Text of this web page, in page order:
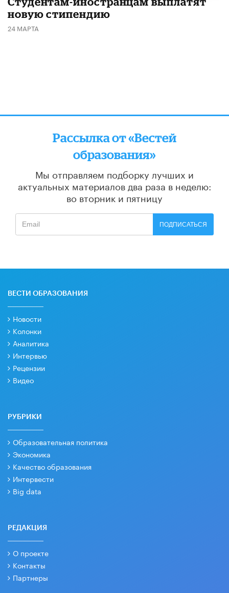
новую стипендию
24 МАРТА
Рассылка от «Вестей
образования»
Мы отправляем подборку лучших и
актуальных материалов два раза в неделю:
во вторник и пятницу
ПОДПИСАТЬСЯ
ВЕСТИ ОБРАЗОВАНИЯ
Новости
Колонки
Аналитика
Интервью
Рецензии
Видео
РУБРИКИ
Образовательная политика
Экономика
Качество образования
Интервести
Big data
РЕДАКЦИЯ
О проекте
Контакты
Партнеры